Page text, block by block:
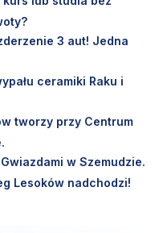
3 aut! Jedna
ceramiki Raku i
tworzy przy Centrum
w Szemudzie.
Lesoków nadchodzi!